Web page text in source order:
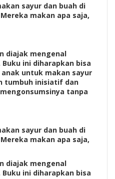
sayur dan buah di
makan apa saja,
diajak mengenal
ini diharapkan bisa
untuk makan sayur
tumbuh inisiatif dan
tanpa
sayur dan buah di
makan apa saja,
diajak mengenal
ini diharapkan bisa